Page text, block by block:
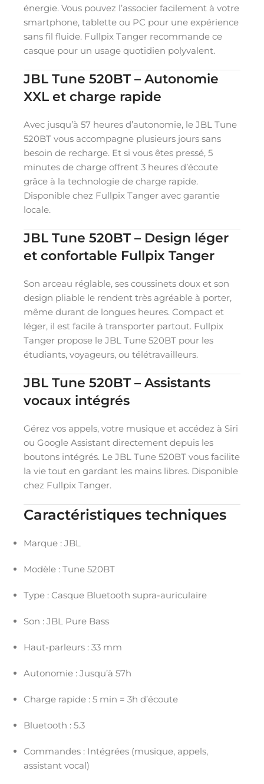
énergie. Vous pouvez l’associer facilement à votre
smartphone, tablette ou PC pour une expérience
sans fil fluide. Fullpix Tanger recommande ce
casque pour un usage quotidien polyvalent.
JBL Tune 520BT – Autonomie
XXL et charge rapide
Avec jusqu’à 57 heures d’autonomie, le JBL Tune
520BT vous accompagne plusieurs jours sans
besoin de recharge. Et si vous êtes pressé, 5
minutes de charge offrent 3 heures d’écoute
grâce à la technologie de charge rapide.
Disponible chez Fullpix Tanger avec garantie
locale.
JBL Tune 520BT – Design léger
et confortable Fullpix Tanger
Son arceau réglable, ses coussinets doux et son
design pliable le rendent très agréable à porter,
même durant de longues heures. Compact et
léger, il est facile à transporter partout. Fullpix
Tanger propose le JBL Tune 520BT pour les
étudiants, voyageurs, ou télétravailleurs.
JBL Tune 520BT – Assistants
vocaux intégrés
Gérez vos appels, votre musique et accédez à Siri
ou Google Assistant directement depuis les
boutons intégrés. Le JBL Tune 520BT vous facilite
la vie tout en gardant les mains libres. Disponible
chez Fullpix Tanger.
Caractéristiques techniques
Marque : JBL
Modèle : Tune 520BT
Type : Casque Bluetooth supra-auriculaire
Son : JBL Pure Bass
Haut-parleurs : 33 mm
Autonomie : Jusqu’à 57h
Charge rapide : 5 min = 3h d’écoute
Bluetooth : 5.3
Commandes : Intégrées (musique, appels,
assistant vocal)